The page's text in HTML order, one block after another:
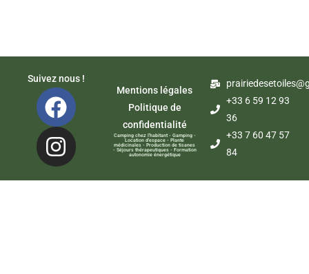
Suivez nous !
Mentions légales
Politique de
confidentialité
Camping chez l'habitant - Gamping -
Location d'espace - Plante
médicinales - Production de tisanes
- Séjours thérapeutiques - Formation
autonomie énergétique
+33 6 59 12 93
36
+33 7 60 47 57
84